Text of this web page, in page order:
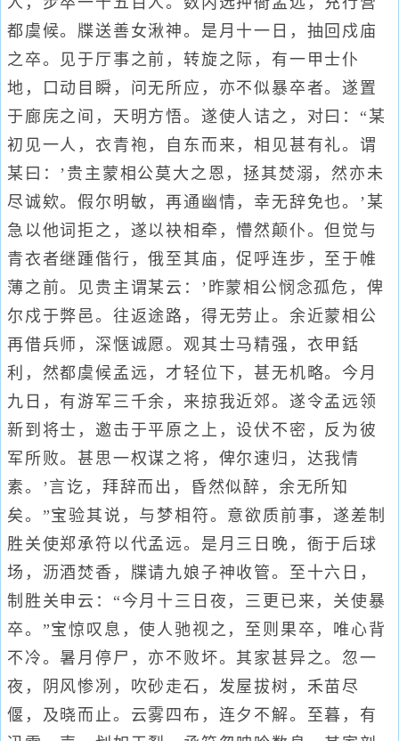
都虞候。牒送善女湫神。是月十一日，抽回戍庙
之卒。见于厅事之前，转旋之际，有一甲士仆
地，口动目瞬，问无所应，亦不似暴卒者。遂置
于廊庑之间，天明方悟。遂使人诘之，对曰：“某
初见一人，衣青袍，自东而来，相见甚有礼。谓
某曰：’贵主蒙相公莫大之恩，拯其焚溺，然亦未
尽诚欸。假尔明敏，再通幽情，幸无辞免也。’某
急以他词拒之，遂以袂相牵，懵然颠仆。但觉与
青衣者继踵偕行，俄至其庙，促呼连步，至于帷
薄之前。见贵主谓某云：’昨蒙相公悯念孤危，俾
尔戍于弊邑。往返途路，得无劳止。余近蒙相公
再借兵师，深惬诚愿。观其士马精强，衣甲銛
利，然都虞候孟远，才轻位下，甚无机略。今月
九日，有游军三千余，来掠我近郊。遂令孟远领
新到将士，邀击于平原之上，设伏不密，反为彼
军所败。甚思一权谋之将，俾尔速归，达我情
素。’言讫，拜辞而出，昏然似醉，余无所知
矣。”宝验其说，与梦相符。意欲质前事，遂差制
胜关使郑承符以代孟远。是月三日晚，衙于后球
场，沥酒焚香，牒请九娘子神收管。至十六日，
制胜关申云：“今月十三日夜，三更已来，关使暴
卒。”宝惊叹息，使人驰视之，至则果卒，唯心背
不冷。暑月停尸，亦不败坏。其家甚异之。忽一
夜，阴风惨冽，吹砂走石，发屋拔树，禾苗尽
偃，及晓而止。云雾四布，连夕不解。至暮，有